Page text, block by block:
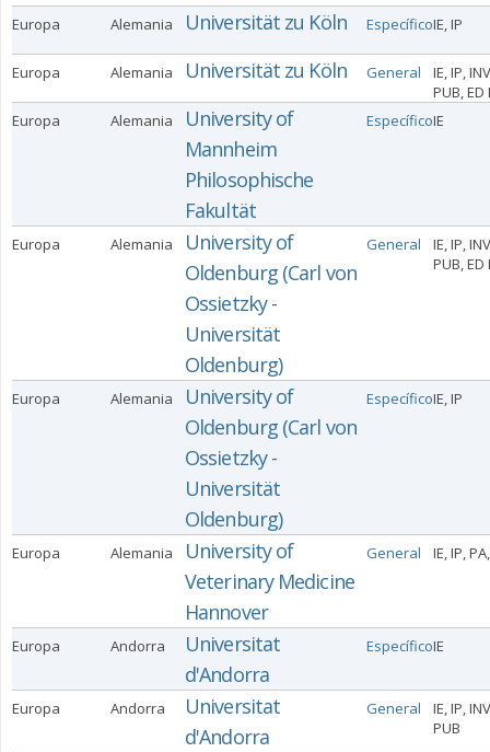
Europa Alemania Universität zu Köln EspecíficoIE, IP
Europa Alemania Universität zu Köln General
IE, IP,
PUB, ED
Europa
Alemania
University of
Mannheim
Philosophische
Fakultät
EspecíficoIE
Europa Alemania
University of
Oldenburg (Carl von
Ossietzky -
Universität
Oldenburg)
General
IE, IP,
PUB, ED
Europa Alemania
University of
Oldenburg (Carl von
Ossietzky -
Universität
Oldenburg)
EspecíficoIE, IP
Europa Alemania
University of
Veterinary Medicine
Hannover
General IE, IP,
Europa Andorra
Universitat
d'Andorra
EspecíficoIE
Europa Andorra
Universitat
d'Andorra
General
IE, IP,
PUB